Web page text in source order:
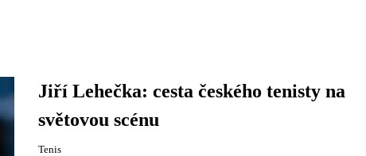
Jiří Lehečka: cesta českého tenisty na
světovou scénu
Tenis